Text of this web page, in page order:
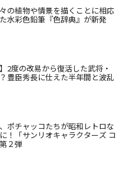
の植物や情景を描くことに相応
水彩色鉛筆『色辞典』が新発
2度の改易から復活した武将・
豊臣秀長に仕えた半年間と波乱
ポチャッコたちが昭和レトロな
！「サンリオキャラクターズ コ
２弾